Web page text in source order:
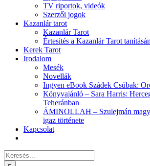
TV riportok, videók
Szerzői jogok
Kazanlár tarot
Kazanlár Tarot
Értesítés a Kazanlár Tarot
Kerek Tarot
Irodalom
Mesék
Novellák
Ingyen eBook Szádek Csúbak:
Könyvajánló – Sara Harris:
Teheránban
ÁMINOLLAH – Szulejmán
igaz története
Kapcsolat
Keresés...